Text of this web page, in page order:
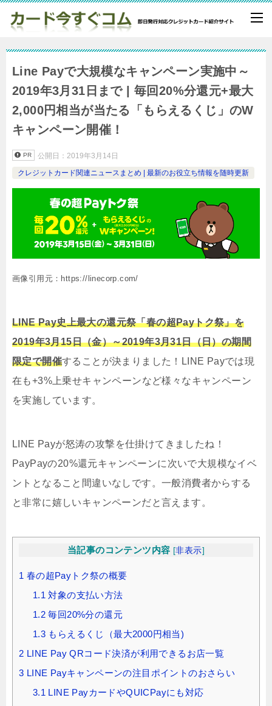
Line Payで大規模なキャンペーン実施中～
2019年3月31日まで | 毎回20%分還元+最大
2,000円相当が当たる「もらえるくじ」のW
キャンペーン開催！
PR 公開日： 2019年3月14日
クレジットカード関連ニュースまとめ | 最新のお役立ち情報を随時更新
画像引用元：https://linecorp.com/
LINE Pay史上最大の還元祭「春の超Payトク祭」を
2019年3月15日（金）～2019年3月31日（日）の期間
限定で開催することが決まりました！LINE Payでは現
在も+3%上乗せキャンペーンなど様々なキャンペーン
を実施しています。
LINE Payが怒涛の攻撃を仕掛けてきましたね！
PayPayの20%還元キャンペーンに次いで大規模なイベ
ントとなること間違いなしです。一般消費者からする
と非常に嬉しいキャンペーンだと言えます。
当記事のコンテンツ内容 [非表示]
1 春の超Payトク祭の概要
1.1 対象の支払い方法
1.2 毎回20%分の還元
1.3 もらえるくじ（最大2000円相当)
2 LINE Pay QRコード決済が利用できるお店一覧
3 LINE Payキャンペーンの注目ポイントのおさらい
3.1 LINE PayカードやQUICPayにも対応